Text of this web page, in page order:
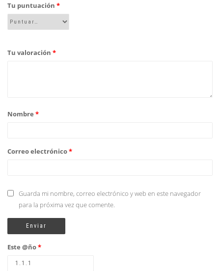
Tu puntuación *
Tu valoración *
Nombre *
Correo electrónico*
Guarda mi nombre, correo electrónico y web en este navegador
para la próxima vez que comente.
Este @ño*